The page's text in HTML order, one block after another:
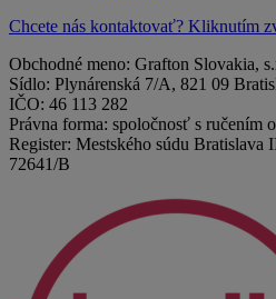
Chcete nás kontaktovať? Kliknutím
Obchodné meno: Grafton Slovakia,
Sídlo: Plynárenská 7/A, 821 09
IČO: 46 113 282
Právna forma: spoločnosť s ručením
Register: Mestského súdu Bratislava
72641/B